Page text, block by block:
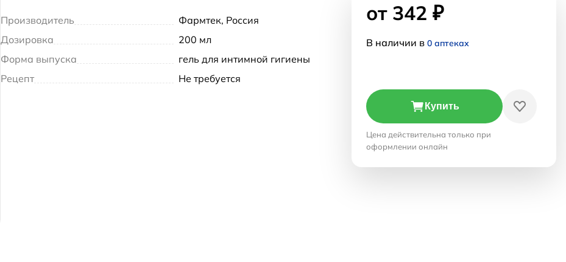
Производитель
Фармтек, Россия
Дозировка
200 мл
Форма выпуска
гель для интимной гигиены
Рецепт
Не требуется
от 342 ₽
В наличии в 0 аптеках
Купить
Цена действительна только при
оформлении онлайн